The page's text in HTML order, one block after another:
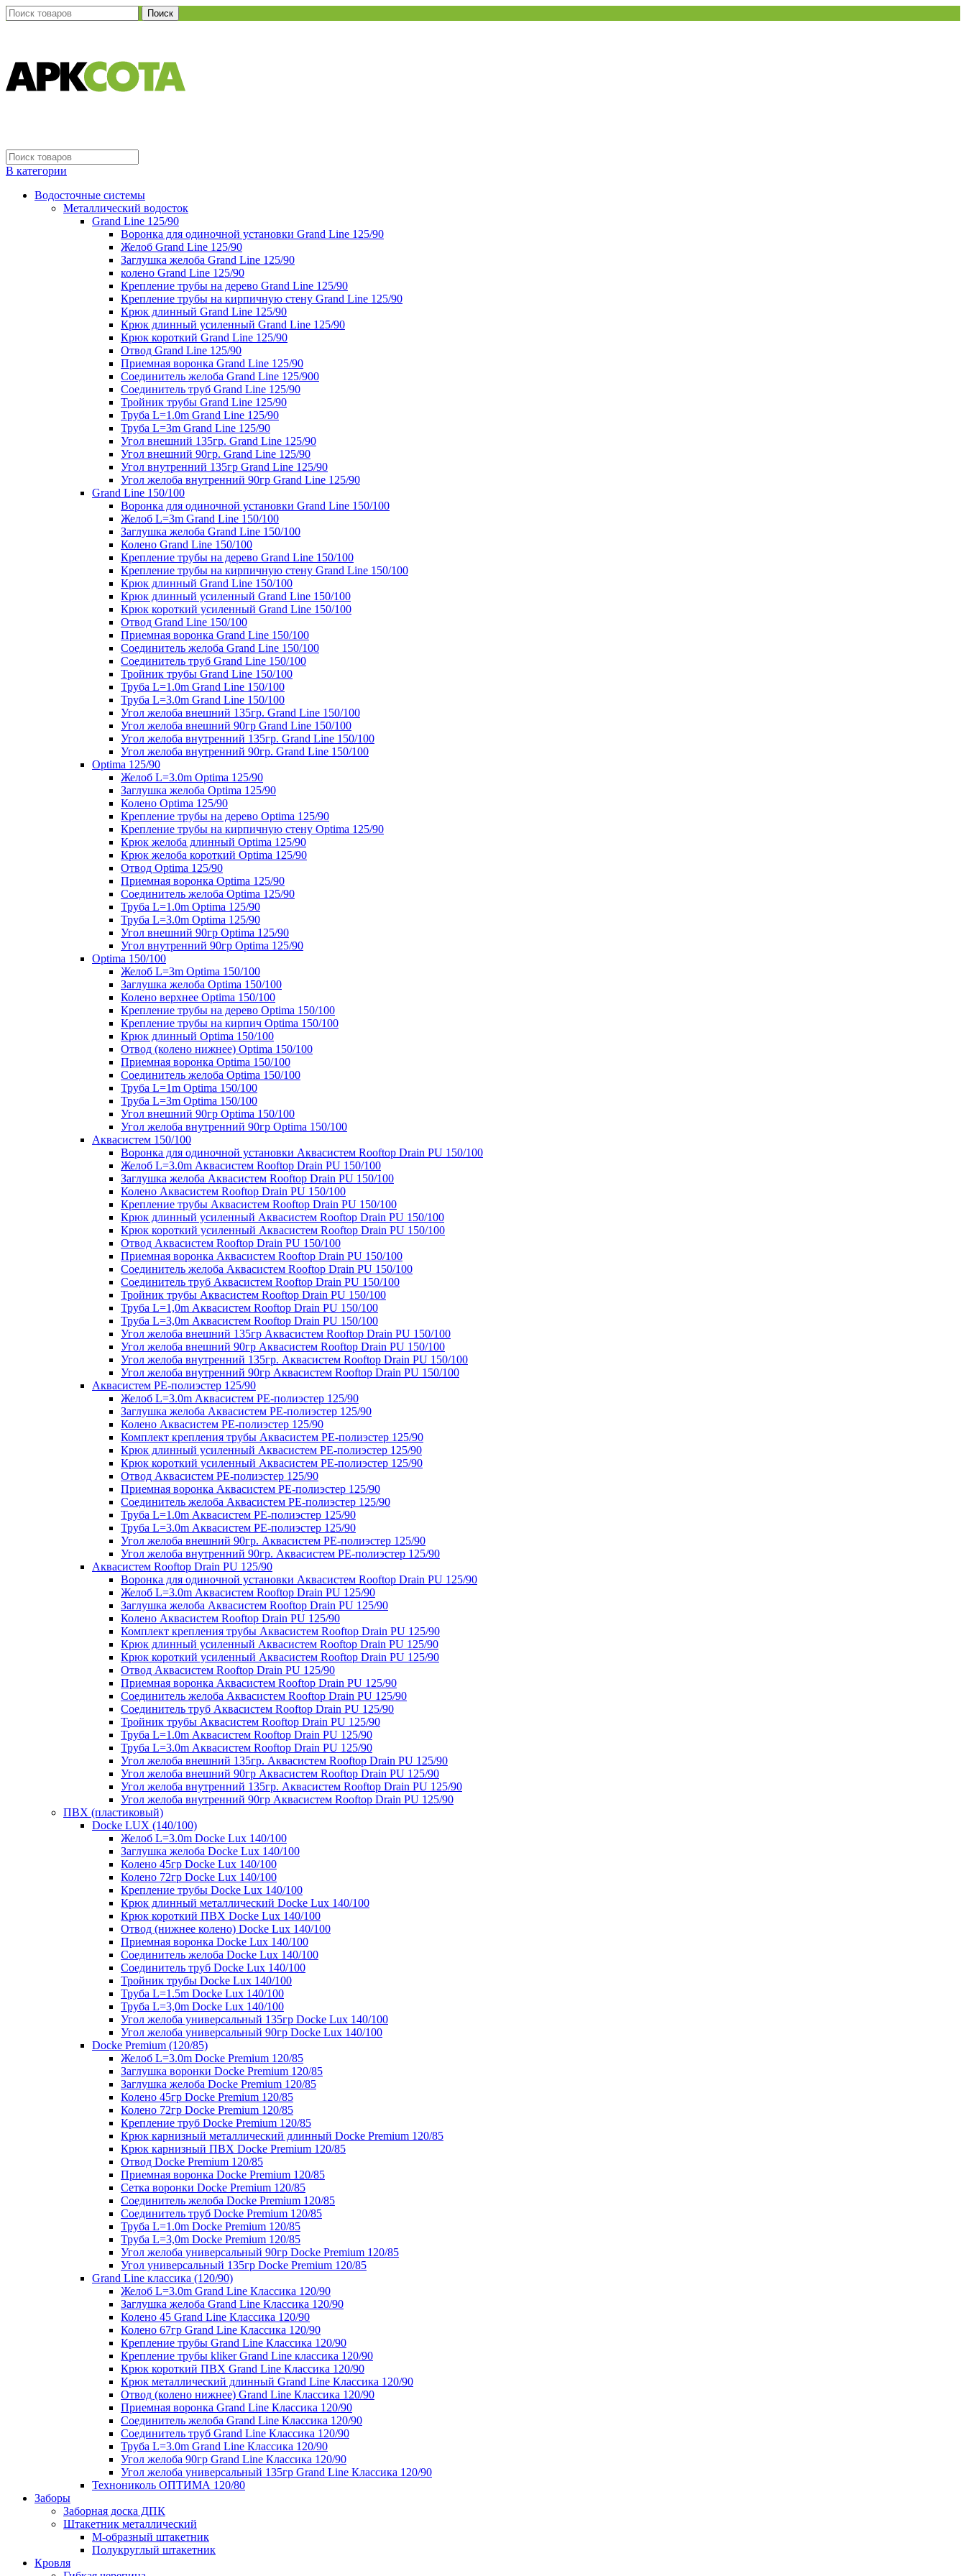
Поиск
В категории
Водосточные системы
Металлический водосток
Grand Line 125/90
Воронка для одиночной установки Grand Line 125/90
Желоб Grand Line 125/90
Заглушка желоба Grand Line 125/90
колено Grand Line 125/90
Крепление трубы на дерево Grand Line 125/90
Крепление трубы на кирпичную стену Grand Line 125/90
Крюк длинный Grand Line 125/90
Крюк длинный усиленный Grand Line 125/90
Крюк короткий Grand Line 125/90
Отвод Grand Line 125/90
Приемная воронка Grand Line 125/90
Соединитель желоба Grand Line 125/900
Соединитель труб Grand Line 125/90
Тройник трубы Grand Line 125/90
Труба L=1.0m Grand Line 125/90
Труба L=3m Grand Line 125/90
Угол внешний 135гр. Grand Line 125/90
Угол внешний 90гр. Grand Line 125/90
Угол внутренний 135гр Grand Line 125/90
Угол желоба внутренний 90гр Grand Line 125/90
Grand Line 150/100
Воронка для одиночной установки Grand Line 150/100
Желоб L=3m Grand Line 150/100
Заглушка желоба Grand Line 150/100
Колено Grand Line 150/100
Крепление трубы на дерево Grand Line 150/100
Крепление трубы на кирпичную стену Grand Line 150/100
Крюк длинный Grand Line 150/100
Крюк длинный усиленный Grand Line 150/100
Крюк короткий усиленный Grand Line 150/100
Отвод Grand Line 150/100
Приемная воронка Grand Line 150/100
Соединитель желоба Grand Line 150/100
Соединитель труб Grand Line 150/100
Тройник трубы Grand Line 150/100
Труба L=1.0m Grand Line 150/100
Труба L=3.0m Grand Line 150/100
Угол желоба внешний 135гр. Grand Line 150/100
Угол желоба внешний 90гр Grand Line 150/100
Угол желоба внутренний 135гр. Grand Line 150/100
Угол желоба внутренний 90гр. Grand Line 150/100
Optima 125/90
Желоб L=3.0m Optima 125/90
Заглушка желоба Optima 125/90
Колено Optima 125/90
Крепление трубы на дерево Optima 125/90
Крепление трубы на кирпичную стену Optima 125/90
Крюк желоба длинный Optima 125/90
Крюк желоба короткий Optima 125/90
Отвод Optima 125/90
Приемная воронка Optima 125/90
Соединитель желоба Optima 125/90
Труба L=1.0m Optima 125/90
Труба L=3.0m Optima 125/90
Угол внешний 90гр Optima 125/90
Угол внутренний 90гр Optima 125/90
Optima 150/100
Желоб L=3m Optima 150/100
Заглушка желоба Optima 150/100
Колено верхнее Optima 150/100
Крепление трубы на дерево Optima 150/100
Крепление трубы на кирпич Optima 150/100
Крюк длинный Optima 150/100
Отвод (колено нижнее) Optima 150/100
Приемная воронка Optima 150/100
Соединитель желоба Optima 150/100
Труба L=1m Optima 150/100
Труба L=3m Optima 150/100
Угол внешний 90гр Optima 150/100
Угол желоба внутренний 90гр Optima 150/100
Аквасистем 150/100
Воронка для одиночной установки Аквасистем Rooftop Drain PU 150/100
Желоб L=3.0m Аквасистем Rooftop Drain PU 150/100
Заглушка желоба Аквасистем Rooftop Drain PU 150/100
Колено Аквасистем Rooftop Drain PU 150/100
Крепление трубы Аквасистем Rooftop Drain PU 150/100
Крюк длинный усиленный Аквасистем Rooftop Drain PU 150/100
Крюк короткий усиленный Аквасистем Rooftop Drain PU 150/100
Отвод Аквасистем Rooftop Drain PU 150/100
Приемная воронка Аквасистем Rooftop Drain PU 150/100
Соединитель желоба Аквасистем Rooftop Drain PU 150/100
Соединитель труб Аквасистем Rooftop Drain PU 150/100
Тройник трубы Аквасистем Rooftop Drain PU 150/100
Труба L=1,0m Аквасистем Rooftop Drain PU 150/100
Труба L=3,0m Аквасистем Rooftop Drain PU 150/100
Угол желоба внешний 135гр Аквасистем Rooftop Drain PU 150/100
Угол желоба внешний 90гр Аквасистем Rooftop Drain PU 150/100
Угол желоба внутренний 135гр. Аквасистем Rooftop Drain PU 150/100
Угол желоба внутренний 90гр Аквасистем Rooftop Drain PU 150/100
Аквасистем PE-полиэстер 125/90
Желоб L=3.0m Аквасистем PE-полиэстер 125/90
Заглушка желоба Аквасистем PE-полиэстер 125/90
Колено Аквасистем PE-полиэстер 125/90
Комплект крепления трубы Аквасистем PE-полиэстер 125/90
Крюк длинный усиленный Аквасистем PE-полиэстер 125/90
Крюк короткий усиленный Аквасистем PE-полиэстер 125/90
Отвод Аквасистем РЕ-полиэстер 125/90
Приемная воронка Аквасистем PE-полиэстер 125/90
Соединитель желоба Аквасистем PE-полиэстер 125/90
Труба L=1.0m Аквасистем PE-полиэстер 125/90
Труба L=3.0m Аквасистем PE-полиэстер 125/90
Угол желоба внешний 90гр. Аквасистем PE-полиэстер 125/90
Угол желоба внутренний 90гр. Аквасистем PE-полиэстер 125/90
Аквасистем Rooftop Drain PU 125/90
Воронка для одиночной установки Аквасистем Rooftop Drain PU 125/90
Желоб L=3.0m Аквасистем Rooftop Drain PU 125/90
Заглушка желоба Аквасистем Rooftop Drain PU 125/90
Колено Аквасистем Rooftop Drain PU 125/90
Комплект крепления трубы Аквасистем Rooftop Drain PU 125/90
Крюк длинный усиленный Аквасистем Rooftop Drain PU 125/90
Крюк короткий усиленный Аквасистем Rooftop Drain PU 125/90
Отвод Аквасистем Rooftop Drain PU 125/90
Приемная воронка Аквасистем Rooftop Drain PU 125/90
Соединитель желоба Аквасистем Rooftop Drain PU 125/90
Соединитель труб Аквасистем Rooftop Drain PU 125/90
Тройник трубы Аквасистем Rooftop Drain PU 125/90
Труба L=1.0m Аквасистем Rooftop Drain PU 125/90
Труба L=3.0m Аквасистем Rooftop Drain PU 125/90
Угол желоба внешний 135гр. Аквасистем Rooftop Drain PU 125/90
Угол желоба внешний 90гр Аквасистем Rooftop Drain PU 125/90
Угол желоба внутренний 135гр. Аквасистем Rooftop Drain PU 125/90
Угол желоба внутренний 90гр Аквасистем Rooftop Drain PU 125/90
ПВХ (пластиковый)
Docke LUX (140/100)
Желоб L=3.0m Docke Lux 140/100
Заглушка желоба Docke Lux 140/100
Колено 45гр Docke Lux 140/100
Колено 72гр Docke Lux 140/100
Крепление трубы Docke Lux 140/100
Крюк длинный металлический Docke Lux 140/100
Крюк короткий ПВХ Docke Lux 140/100
Отвод (нижнее колено) Docke Lux 140/100
Приемная воронка Docke Lux 140/100
Соединитель желоба Docke Lux 140/100
Соединитель труб Docke Lux 140/100
Тройник трубы Docke Lux 140/100
Труба L=1.5m Docke Lux 140/100
Труба L=3,0m Docke Lux 140/100
Угол желоба универсальный 135гр Docke Lux 140/100
Угол желоба универсальный 90гр Docke Lux 140/100
Docke Premium (120/85)
Желоб L=3.0m Docke Premium 120/85
Заглушка воронки Docke Premium 120/85
Заглушка желоба Docke Premium 120/85
Колено 45гр Docke Premium 120/85
Колено 72гр Docke Premium 120/85
Крепление труб Docke Premium 120/85
Крюк карнизный металлический длинный Docke Premium 120/85
Крюк карнизный ПВХ Docke Premium 120/85
Отвод Docke Premium 120/85
Приемная воронка Docke Premium 120/85
Сетка воронки Docke Premium 120/85
Соединитель желоба Docke Premium 120/85
Соединитель труб Docke Premium 120/85
Труба L=1.0m Docke Premium 120/85
Труба L=3,0m Docke Premium 120/85
Угол желоба универсальный 90гр Docke Premium 120/85
Угол универсальный 135гр Docke Premium 120/85
Grand Line классика (120/90)
Желоб L=3.0m Grand Line Классика 120/90
Заглушка желоба Grand Line Классика 120/90
Колено 45 Grand Line Классика 120/90
Колено 67гр Grand Line Классика 120/90
Крепление трубы Grand Line Классика 120/90
Крепление трубы kliker Grand Line классика 120/90
Крюк короткий ПВХ Grand Line Классика 120/90
Крюк металлический длинный Grand Line Классика 120/90
Отвод (колено нижнее) Grand Line Классика 120/90
Приемная воронка Grand Line Классика 120/90
Соединитель желоба Grand Line Классика 120/90
Соединитель труб Grand Line Классика 120/90
Труба L=3.0m Grand Line Классика 120/90
Угол желоба 90гр Grand Line Классика 120/90
Угол желоба универсальный 135гр Grand Line Классика 120/90
Технониколь ОПТИМА 120/80
Заборы
Заборная доска ДПК
Штакетник металлический
М-образный штакетник
Полукруглый штакетник
Кровля